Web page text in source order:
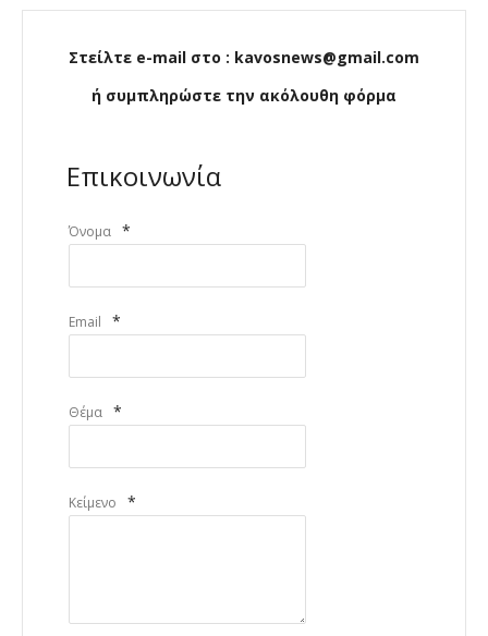
Στείλτε e-mail στο : kavosnews@gmail.com
ή συμπληρώστε την ακόλουθη φόρμα
Επικοινωνία
Όνομα *
Email *
Θέμα *
Κείμενο *